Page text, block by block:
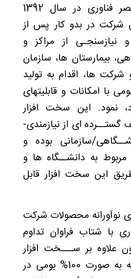
شرکت پدیده عصر فناوری در سال 1392
در بدو کار پس از
نیازسنجـی از مراکز و
بیمارستان­ ها، سازمان
شرکت­ ها، اقدام به تولید
با امکانات و قابلیت­های
نمود. این سخت افزار
پاسخـــگوی طیف گستــرده ­ای از نیازمندی­
سازمانی بوده و
به دانشــگاه­ ها و
این سخت افزار قابل
نوآورانه محصولات شرکت
با شتاب فراوان تداوم
علاوه بر ســـخت افزار
(سخت افزاری که به صورت 100% بومی در